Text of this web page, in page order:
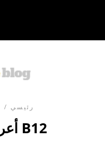
رئيسي /
أعراض نقص فيتامين B12